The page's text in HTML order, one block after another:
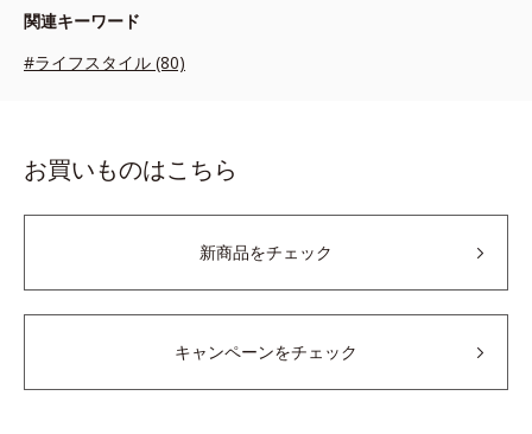
関連キーワード
#ライフスタイル (80)
お買いものはこちら
新商品をチェック
キャンペーンをチェック